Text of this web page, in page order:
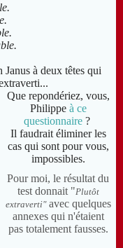
Janus à deux têtes qui
Que repondériez, vous,
Philippe à ce
questionnaire ?
Il faudrait éliminer les
cas qui sont pour vous,
impossibles.
Pour moi, le résultat du
test donnait "Plutôt
extraverti"avec quelques
annexes qui n'étaient
pas totalement fausses.